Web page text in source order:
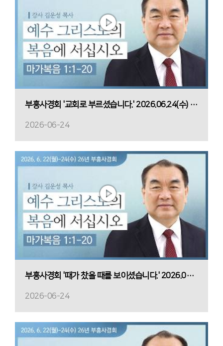
부흥사경회 '교회로 부르셨습니다.' 2026.06.24(수) 저녁
2026-06-24
부흥사경회 '때가 찼을 때를 보이셨습니다.' 2026.06.24(수) 새벽
2026-06-24